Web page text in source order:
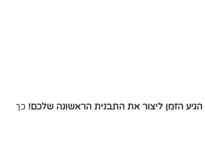
הגיע הזמן ליצור את התבנית הראשונה שלכם! כך